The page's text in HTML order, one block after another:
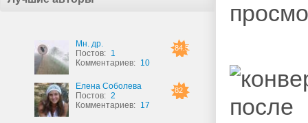
84.5
Мн. др.
Постов: 1
Комментариев: 10
82
Елена Соболева
Постов: 2
Комментариев: 17